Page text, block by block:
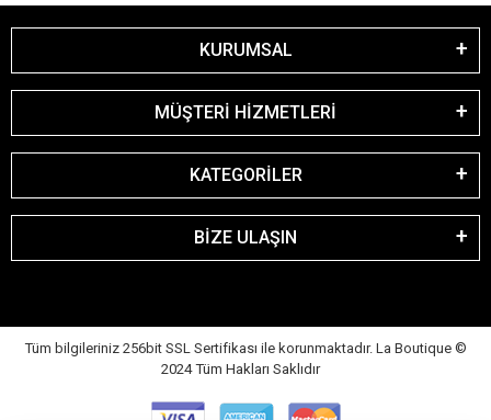
KURUMSAL
MÜŞTERİ HİZMETLERİ
KATEGORİLER
BİZE ULAŞIN
Tüm bilgileriniz 256bit SSL Sertifikası ile korunmaktadır. La Boutique ©
2024 Tüm Hakları Saklıdır